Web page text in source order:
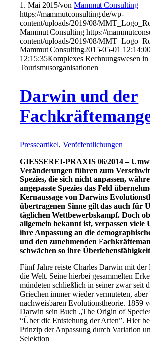
1. Mai 2015/vonMammut Consulting
https://mammutconsulting.de/wp-
content/uploads/2019/08/
Mammut Consulting https://
content/uploads/2019/08/
Mammut Consulting2015-05-01 12:14:00
12:15:35Komplexes Rechnungswesen in
Tourismusorganisationen
Darwin und der
Presseartikel,Veröffentlichungen
GIESSEREI-PRAXIS 06/2014 –
Veränderungen führen zum
Spezies, die sich nicht anpassen,
angepasste Spezies das Feld
Kernaussage von Darwins
übertragenen Sinne gilt das auch für
täglichen Wettbewerbskampf. Doch
allgemein bekannt ist, verpassen viele
ihre Anpassung an die
und den zunehmenden
schwächen so ihre
Fünf Jahre reiste Charles Darwin mit
die Welt. Seine hierbei gesammelten
mündeten schließlich in seiner zwar seit
Griechen immer wieder vermuteten,
nachweisbaren Evolutionstheorie. 1859
Darwin sein Buch „The Origin of
“Über die Entstehung der Arten”. Hier
Prinzip der Anpassung durch Variation
Selektion.